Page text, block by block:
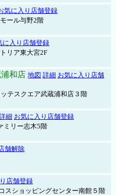
気に入り店舗登録
ール与野2階
に入り店舗登録
リア東大宮2F
浦和店 地図 詳細 お気に入り店舗
テスクエア武蔵浦和店３階
細 お気に入り店舗登録
ミリー志木5階
舗解除
店舗登録
ショッピングセンター南館５階